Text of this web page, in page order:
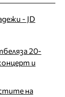
- JD
20-
и
на